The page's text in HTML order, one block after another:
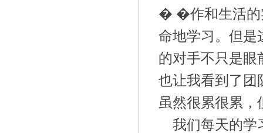
� �作和生活的
命地学习。但是
的对手不只是眼
也让我看到了团
虽然很累很累
我们每天的学